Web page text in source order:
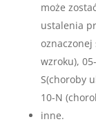
może
ustalenia
wzroku),
S(choroby
10-N
inne.